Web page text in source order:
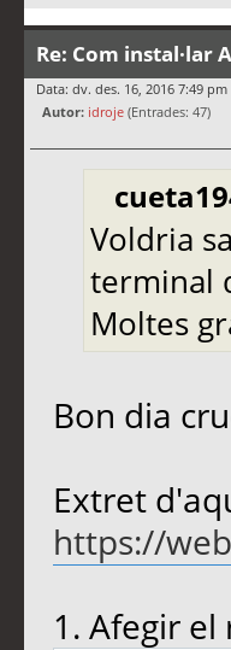
Re: Com instal·lar
Data: dv. des. 16, 2016 7:49 pm
Autor: idroje (Entrades: 47)
Voldria
terminal
Moltes
Bon dia
Extret
https://
1. Afegir